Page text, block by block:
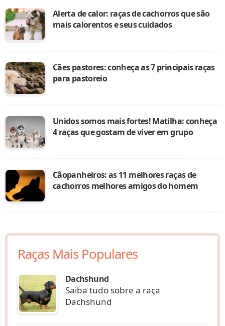
Alerta de calor: raças de cachorros que são
mais calorentos e seus cuidados
Cães pastores: conheça as 7 principais raças
para pastoreio
Unidos somos mais fortes! Matilha: conheça
4 raças que gostam de viver em grupo
Cãopanheiros: as 11 melhores raças de
cachorros melhores amigos do homem
Raças Mais Populares
Dachshund
Saiba tudo sobre a raça
Dachshund